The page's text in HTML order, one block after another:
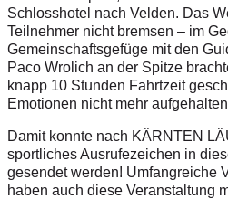
Schlosshotel nach Velden. Das
Teilnehmer nicht bremsen – im
Gemeinschaftsgefüge mit den
Paco Wrolich an der Spitze
knapp 10 Stunden Fahrtzeit
Emotionen nicht mehr
Damit konnte nach KÄRNTEN
sportliches Ausrufezeichen in
gesendet werden! Umfangreiche
haben auch diese Veranstaltung